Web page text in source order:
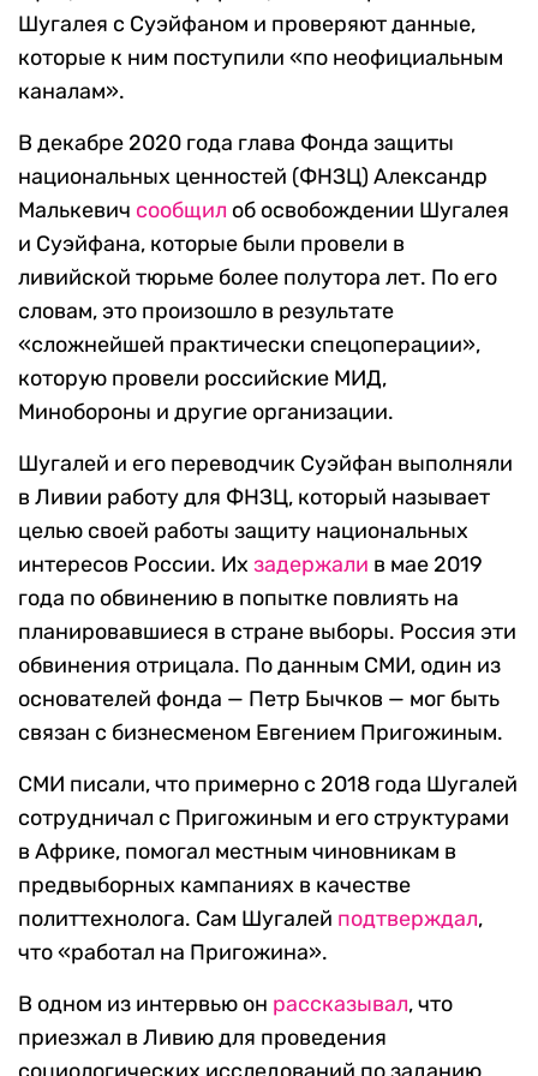
Шугалея с Суэйфаном и проверяют данные,
которые к ним поступили «по неофициальным
каналам».
В декабре 2020 года глава Фонда защиты
национальных ценностей (ФНЗЦ) Александр
Малькевич сообщил об освобождении Шугалея
и Суэйфана, которые были провели в
ливийской тюрьме более полутора лет. По его
словам, это произошло в результате
«сложнейшей практически спецоперации»,
которую провели российские МИД,
Минобороны и другие организации.
Шугалей и его переводчик Суэйфан выполняли
в Ливии работу для ФНЗЦ, который называет
целью своей работы защиту национальных
интересов России. Их задержали в мае 2019
года по обвинению в попытке повлиять на
планировавшиеся в стране выборы. Россия эти
обвинения отрицала. По данным СМИ, один из
основателей фонда — Петр Бычков — мог быть
связан с бизнесменом Евгением Пригожиным.
СМИ писали, что примерно с 2018 года Шугалей
сотрудничал с Пригожиным и его структурами
в Африке, помогал местным чиновникам в
предвыборных кампаниях в качестве
политтехнолога. Сам Шугалей подтверждал,
что «работал на Пригожина».
В одном из интервью он рассказывал, что
приезжал в Ливию для проведения